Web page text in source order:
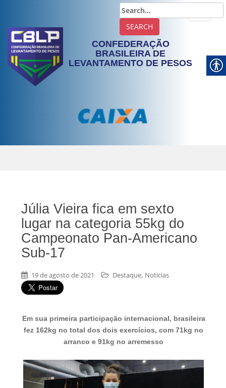
CONFEDERAÇÃO
BRASILEIRA DE
LEVANTAMENTO DE PESOS
Júlia Vieira fica em sexto
lugar na categoria 55kg do
Campeonato Pan-Americano
Sub-17
19 de agosto de 2021 Destaque, Noticias
Em sua primeira participação internacional, brasileira
fez 162kg no total dos dois exercícios, com 71kg no
arranco e 91kg no arremesso